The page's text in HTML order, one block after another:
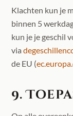
Klachten kun je
binnen 5
kun je je geschil
via
de EU (
9.